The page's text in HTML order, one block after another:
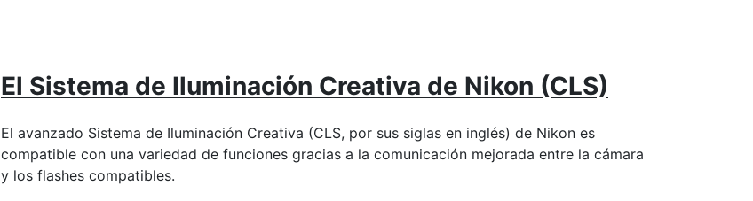
El Sistema de Iluminación Creativa de Nikon (CLS)
El avanzado Sistema de Iluminación Creativa (CLS, por sus siglas en inglés) de Nikon es
compatible con una variedad de funciones gracias a la comunicación mejorada entre la cámara
y los flashes compatibles.